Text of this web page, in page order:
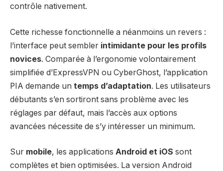
contrôle nativement.
Cette richesse fonctionnelle a néanmoins un revers :
l’interface peut sembler intimidante pour les profils
novices. Comparée à l’ergonomie volontairement
simplifiée d’ExpressVPN ou CyberGhost, l’application
PIA demande un temps d’adaptation. Les utilisateurs
débutants s’en sortiront sans problème avec les
réglages par défaut, mais l’accès aux options
avancées nécessite de s’y intéresser un minimum.
Sur mobile, les applications Android et iOS sont
complètes et bien optimisées. La version Android